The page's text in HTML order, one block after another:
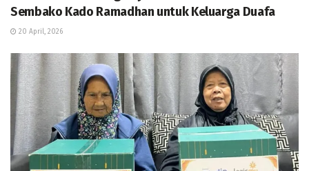
Sembako Kado Ramadhan untuk Keluarga Duafa
20 April, 2026